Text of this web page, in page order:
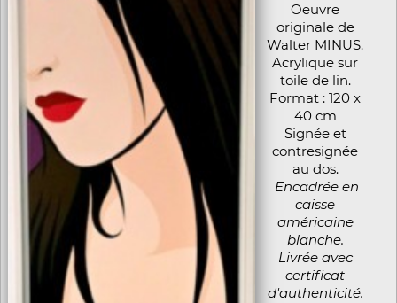
Oeuvre
originale de
Walter MINUS.
Acrylique sur
toile de lin.
Format : 120 x
40 cm
Signée et
contresignée
au dos.
Encadrée en
caisse
américaine
blanche.
Livrée avec
certificat
d'authenticité.